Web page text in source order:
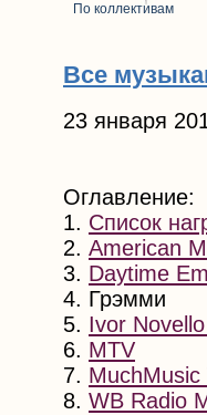
По коллективам
Все
23 января
Оглавление:
1. Список
2. American
3. Daytime
4. Грэмми
5. Ivor
6. MTV
7. MuchMusic
8. WB Radio